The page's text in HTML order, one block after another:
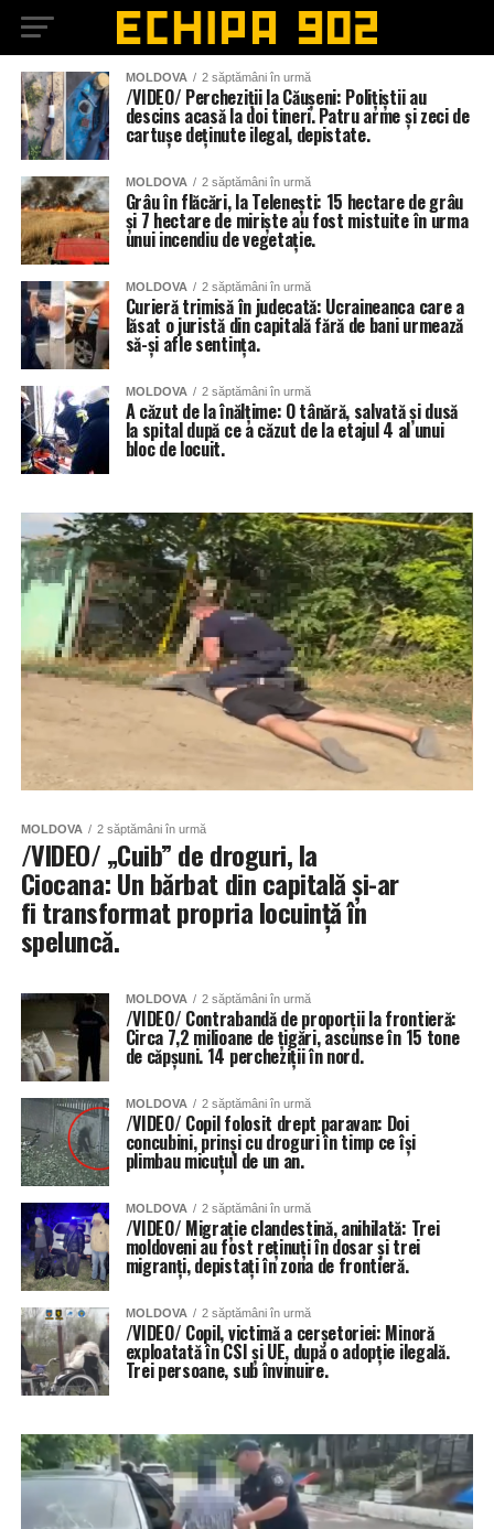
MOLDOVA 2 săptămâni în urmă
/VIDEO/ Percheziții la Căușeni: Polițiștii au
descins acasă la doi tineri. Patru arme și zeci de
cartușe deținute ilegal, depistate.
MOLDOVA 2 săptămâni în urmă
Grâu în flăcări, la Telenești: 15 hectare de grâu
și 7 hectare de miriște au fost mistuite în urma
unui incendiu de vegetație.
MOLDOVA 2 săptămâni în urmă
Curieră trimisă în judecată: Ucraineanca care a
lăsat o juristă din capitală fără de bani urmează
să-și afle sentința.
MOLDOVA 2 săptămâni în urmă
A căzut de la înălțime: O tânără, salvată și dusă
la spital după ce a căzut de la etajul 4 al unui
bloc de locuit.
MOLDOVA 2 săptămâni în urmă
/VIDEO/ „Cuib” de droguri, la
Ciocana: Un bărbat din capitală și-ar
fi transformat propria locuință în
speluncă.
MOLDOVA 2 săptămâni în urmă
/VIDEO/ Contrabandă de proporții la frontieră:
Circa 7,2 milioane de țigări, ascunse în 15 tone
de căpșuni. 14 percheziții în nord.
MOLDOVA 2 săptămâni în urmă
/VIDEO/ Copil folosit drept paravan: Doi
concubini, prinși cu droguri în timp ce își
plimbau micuțul de un an.
MOLDOVA 2 săptămâni în urmă
/VIDEO/ Migrație clandestină, anihilată: Trei
moldoveni au fost reținuți în dosar și trei
migranți, depistați în zona de frontieră.
MOLDOVA 2 săptămâni în urmă
/VIDEO/ Copil, victimă a cerșetoriei: Minoră
exploatată în CSI și UE, după o adopție ilegală.
Trei persoane, sub învinuire.